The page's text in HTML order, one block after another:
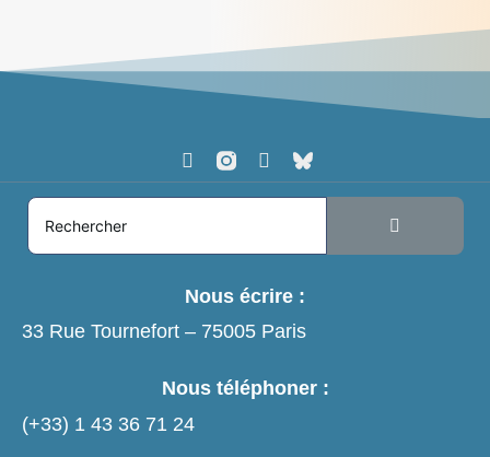
Nous écrire :
33 Rue Tournefort – 75005 Paris
Nous téléphoner :
(+33) 1 43 36 71 24